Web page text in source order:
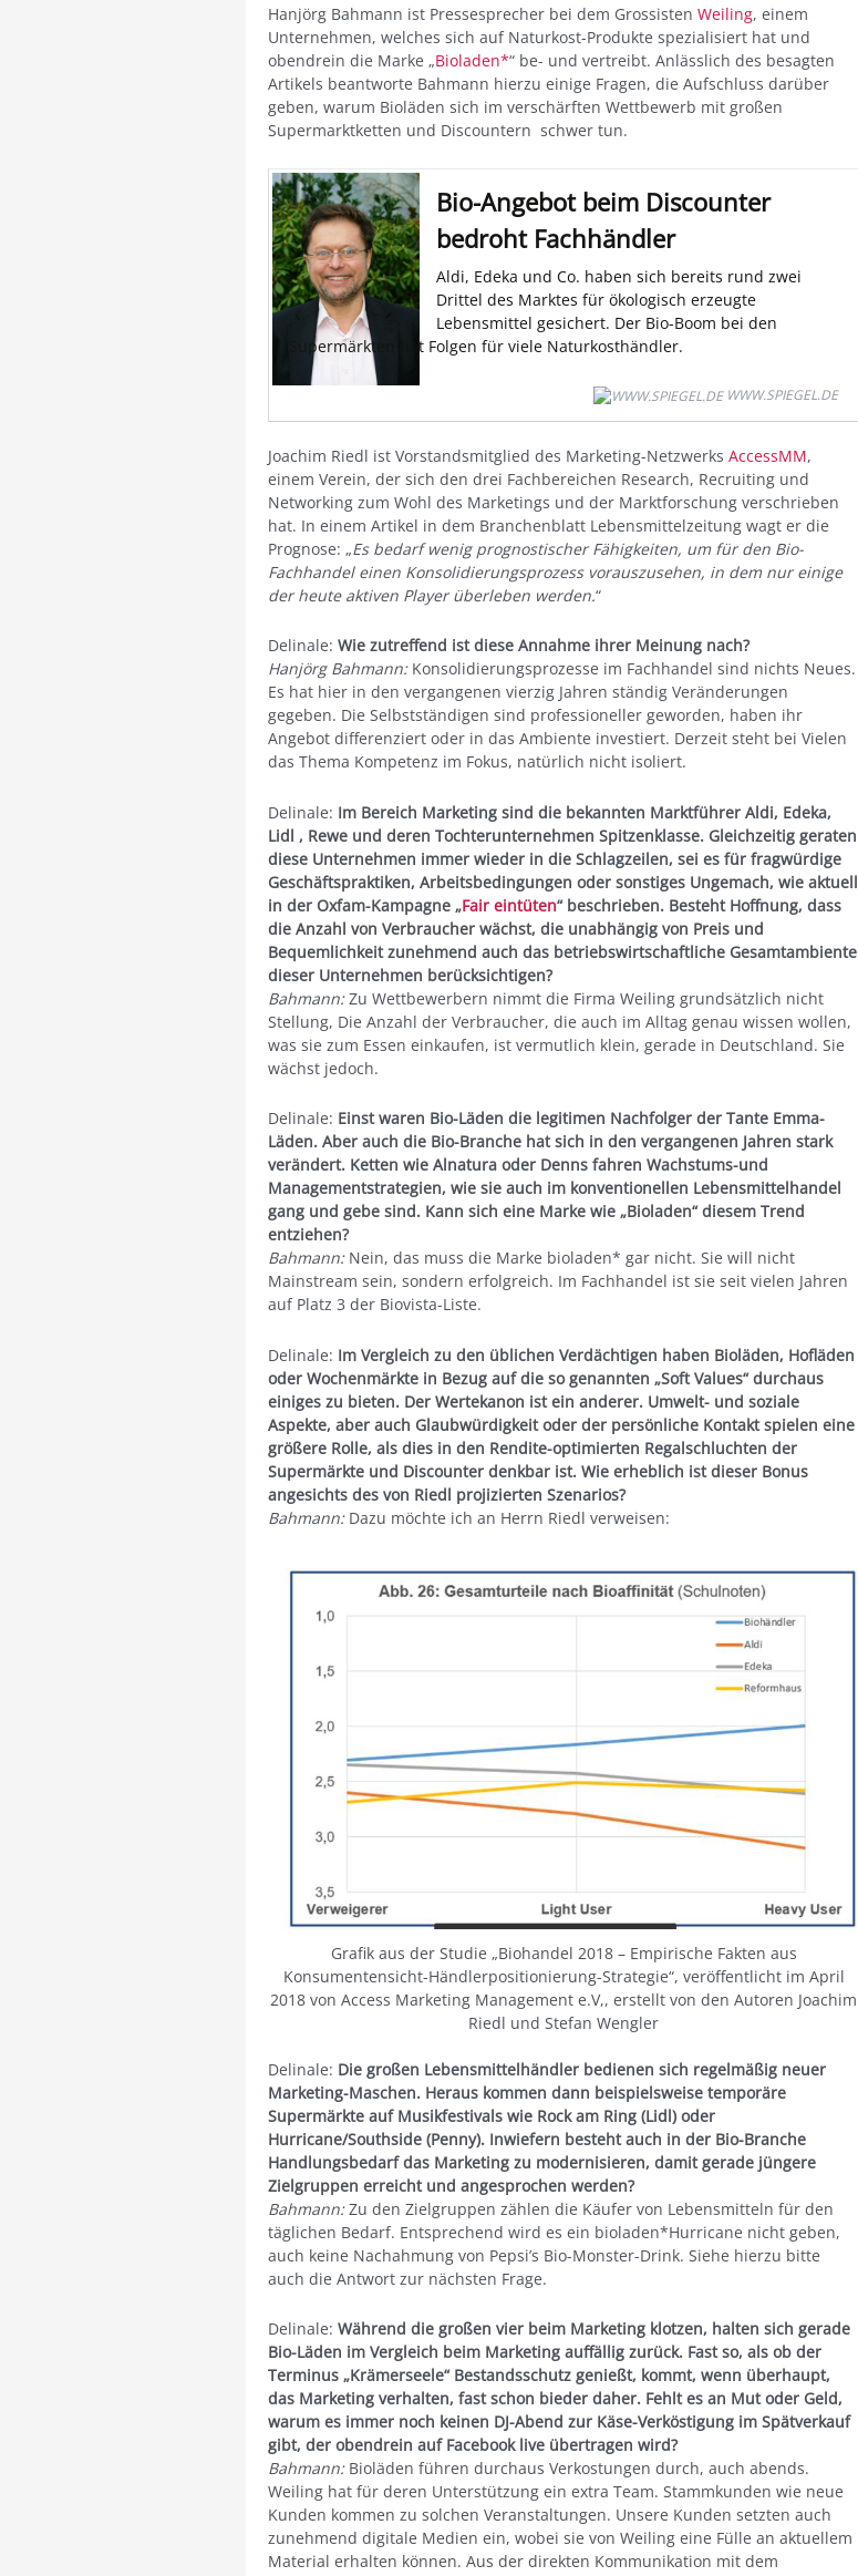
Hanjörg Bahmann ist Pressesprecher bei dem Grossisten Weiling, einem
Unternehmen, welches sich auf Naturkost-Produkte spezialisiert hat und
obendrein die Marke „Bioladen*“ be- und vertreibt. Anlässlich des besagten
Artikels beantworte Bahmann hierzu einige Fragen, die Aufschluss darüber
geben, warum Bioläden sich im verschärften Wettbewerb mit großen
Supermarktketten und Discountern schwer tun.
Bio-Angebot beim Discounter
bedroht Fachhändler
Aldi, Edeka und Co. haben sich bereits rund zwei
Drittel des Marktes für ökologisch erzeugte
Lebensmittel gesichert. Der Bio-Boom bei den
Supermärkten hat Folgen für viele Naturkosthändler.
WWW.SPIEGEL.DE
Joachim Riedl ist Vorstandsmitglied des Marketing-Netzwerks AccessMM,
einem Verein, der sich den drei Fachbereichen Research, Recruiting und
Networking zum Wohl des Marketings und der Marktforschung verschrieben
hat. In einem Artikel in dem Branchenblatt Lebensmittelzeitung wagt er die
Prognose: „Es bedarf wenig prognostischer Fähigkeiten, um für den Bio-
Fachhandel einen Konsolidierungsprozess vorauszusehen, in dem nur einige
der heute aktiven Player überleben werden.“
Delinale: Wie zutreffend ist diese Annahme ihrer Meinung nach?
Hanjörg Bahmann:Konsolidierungsprozesse im Fachhandel sind nichts Neues.
Es hat hier in den vergangenen vierzig Jahren ständig Veränderungen
gegeben. Die Selbstständigen sind professioneller geworden, haben ihr
Angebot differenziert oder in das Ambiente investiert. Derzeit steht bei Vielen
das Thema Kompetenz im Fokus, natürlich nicht isoliert.
Delinale: Im Bereich Marketing sind die bekannten Marktführer Aldi, Edeka,
Lidl , Rewe und deren Tochterunternehmen Spitzenklasse. Gleichzeitig geraten
diese Unternehmen immer wieder in die Schlagzeilen, sei es für fragwürdige
Geschäftspraktiken, Arbeitsbedingungen oder sonstiges Ungemach, wie aktuell
in der Oxfam-Kampagne „Fair eintüten“ beschrieben. Besteht Hoffnung, dass
die Anzahl von Verbraucher wächst, die unabhängig von Preis und
Bequemlichkeit zunehmend auch das betriebswirtschaftliche Gesamtambiente
dieser Unternehmen berücksichtigen?
Bahmann:Zu Wettbewerbern nimmt die Firma Weiling grundsätzlich nicht
Stellung, Die Anzahl der Verbraucher, die auch im Alltag genau wissen wollen,
was sie zum Essen einkaufen, ist vermutlich klein, gerade in Deutschland. Sie
wächst jedoch.
Delinale: Einst waren Bio-Läden die legitimen Nachfolger der Tante Emma-
Läden. Aber auch die Bio-Branche hat sich in den vergangenen Jahren stark
verändert. Ketten wie Alnatura oder Denns fahren Wachstums-und
Managementstrategien, wie sie auch im konventionellen Lebensmittelhandel
gang und gebe sind. Kann sich eine Marke wie „Bioladen“ diesem Trend
entziehen?
Bahmann:Nein, das muss die Marke bioladen* gar nicht. Sie will nicht
Mainstream sein, sondern erfolgreich. Im Fachhandel ist sie seit vielen Jahren
auf Platz 3 der Biovista-Liste.
Delinale: Im Vergleich zu den üblichen Verdächtigen haben Bioläden, Hofläden
oder Wochenmärkte in Bezug auf die so genannten „Soft Values“ durchaus
einiges zu bieten. Der Wertekanon ist ein anderer. Umwelt- und soziale
Aspekte, aber auch Glaubwürdigkeit oder der persönliche Kontakt spielen eine
größere Rolle, als dies in den Rendite-optimierten Regalschluchten der
Supermärkte und Discounter denkbar ist. Wie erheblich ist dieser Bonus
angesichts des von Riedl projizierten Szenarios?
Bahmann:Dazu möchte ich an Herrn Riedl verweisen:
Grafik aus der Studie „Biohandel 2018 – Empirische Fakten aus
Konsumentensicht-Händlerpositionierung-Strategie“, veröffentlicht im April
2018 von Access Marketing Management e.V,, erstellt von den Autoren Joachim
Riedl und Stefan Wengler
Delinale: Die großen Lebensmittelhändler bedienen sich regelmäßig neuer
Marketing-Maschen. Heraus kommen dann beispielsweise temporäre
Supermärkte auf Musikfestivals wie Rock am Ring (Lidl) oder
Hurricane/Southside (Penny). Inwiefern besteht auch in der Bio-Branche
Handlungsbedarf das Marketing zu modernisieren, damit gerade jüngere
Zielgruppen erreicht und angesprochen werden?
Bahmann:Zu den Zielgruppen zählen die Käufer von Lebensmitteln für den
täglichen Bedarf. Entsprechend wird es ein bioladen*Hurricane nicht geben,
auch keine Nachahmung von Pepsi’s Bio-Monster-Drink. Siehe hierzu bitte
auch die Antwort zur nächsten Frage.
Delinale: Während die großen vier beim Marketing klotzen, halten sich gerade
Bio-Läden im Vergleich beim Marketing auffällig zurück. Fast so, als ob der
Terminus „Krämerseele“ Bestandsschutz genießt, kommt, wenn überhaupt,
das Marketing verhalten, fast schon bieder daher. Fehlt es an Mut oder Geld,
warum es immer noch keinen DJ-Abend zur Käse-Verköstigung im Spätverkauf
gibt, der obendrein auf Facebook live übertragen wird?
Bahmann: Bioläden führen durchaus Verkostungen durch, auch abends.
Weiling hat für deren Unterstützung ein extra Team. Stammkunden wie neue
Kunden kommen zu solchen Veranstaltungen. Unsere Kunden setzten auch
zunehmend digitale Medien ein, wobei sie von Weiling eine Fülle an aktuellem
Material erhalten können. Aus der direkten Kommunikation mit dem